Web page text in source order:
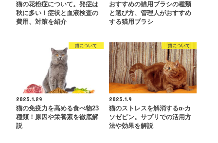
猫の花粉症について。発症は
秋に多い！症状と血液検査の
費用、対策を紹介
おすすめの猫用ブラシの種類
と選び方、管理人がおすすめ
する猫用ブラシ
猫について
2025.1.29
猫の免疫力を高める食べ物23
種類！原因や栄養素を徹底解
説
猫について
2025.1.9
猫のストレスを解消するα-カ
ソゼピン。サプリでの活用方
法や効果を解説